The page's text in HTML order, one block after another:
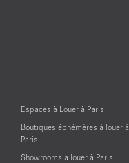
Espaces à Louer à Paris
Boutiques éphémères à louer à
Paris
Showrooms à louer à Paris